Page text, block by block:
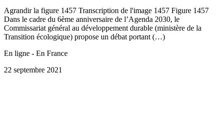
Agrandir la figure 1457 Transcription de l'image 1457 Figure 1457
Dans le cadre du 6ème anniversaire de l’Agenda 2030, le
Commissariat général au développement durable (ministère de la
Transition écologique) propose un débat portant (…)
En ligne - En France
22 septembre 2021